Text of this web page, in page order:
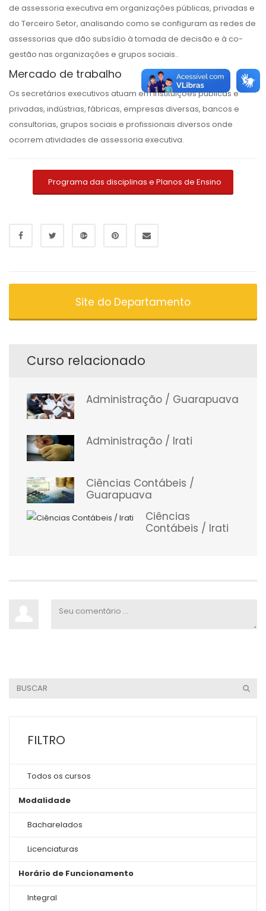
de assessoria executiva em organizações públicas, privadas e
do Terceiro Setor, analisando como se configuram as redes de
assessorias que dão subsídio à tomada de decisão e à co-
gestão nas organizações e grupos sociais..
Mercado de trabalho
Os secretários executivos atuam em instituições públicas e
privadas, indústrias, fábricas, empresas diversas, bancos e
consultorias, grupos sociais e profissionais diversos onde
ocorrem atividades de assessoria executiva.
Programa das disciplinas e Planos de Ensino
Site do Departamento
Curso relacionado
Administração / Guarapuava
Administração / Irati
Ciências Contábeis /
Guarapuava
Ciências
Contábeis / Irati
FILTRO
Todos os cursos
Modalidade
Bacharelados
Licenciaturas
Horário de Funcionamento
Integral